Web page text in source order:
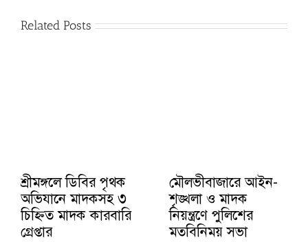
Related Posts
শ্রীমঙ্গলে ডিবির পৃথক
অভিযানে মাদকসহ ৩
চিহ্নিত মাদক কারবারি
গ্রেপ্তার
মৌলভীবাজারে আইন-
শৃঙ্খলা ও মাদক
নিয়ন্ত্রণে পুলিশের
মতবিনিময় সভা